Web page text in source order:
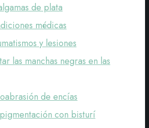
de plata
médicas
y lesiones
las manchas negras en las
de encías
con bisturí